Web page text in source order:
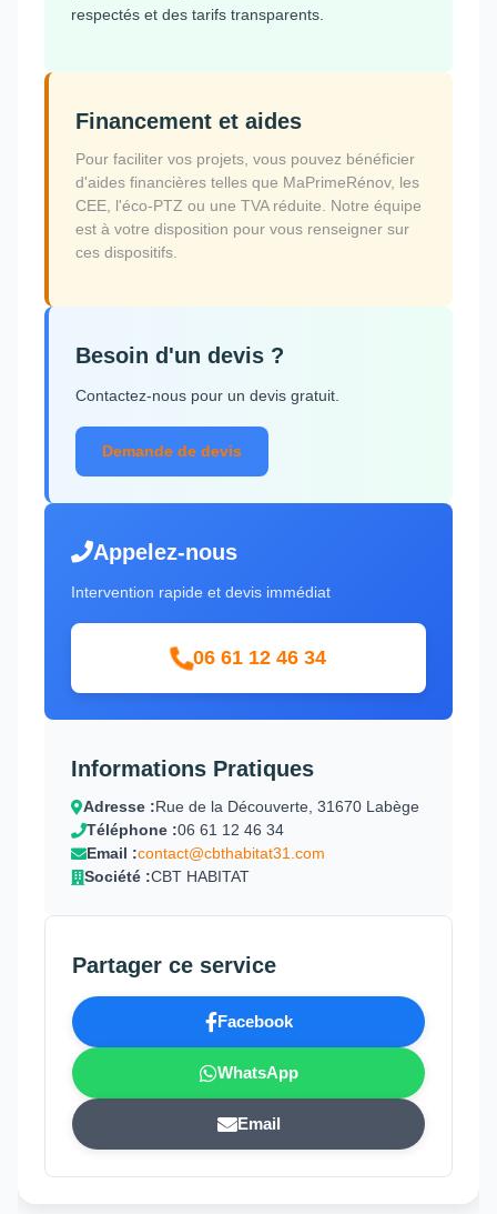
respectés et des tarifs transparents.
Financement et aides
Pour faciliter vos projets, vous pouvez bénéficier
d'aides financières telles que MaPrimeRénov, les
CEE, l'éco-PTZ ou une TVA réduite. Notre équipe
est à votre disposition pour vous renseigner sur
ces dispositifs.
Besoin d'un devis ?
Contactez-nous pour un devis gratuit.
Demande de devis
Appelez-nous
Intervention rapide et devis immédiat
06 61 12 46 34
Informations Pratiques
Adresse :Rue de la Découverte, 31670 Labège
Téléphone :06 61 12 46 34
Email :contact@cbthabitat31.com
Société :CBT HABITAT
Partager ce service
Facebook
WhatsApp
Email